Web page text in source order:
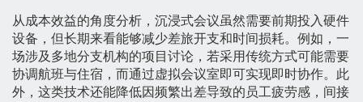
从成本效益的角度分析，沉浸式会议虽然需要前期投入硬件
设备，但长期来看能够减少差旅开支和时间损耗。例如，一
场涉及多地分支机构的项目讨论，若采用传统方式可能需要
协调航班与住宿，而通过虚拟会议室即可实现即时协作。此
外，这类技术还能降低因频繁出差导致的员工疲劳感，间接